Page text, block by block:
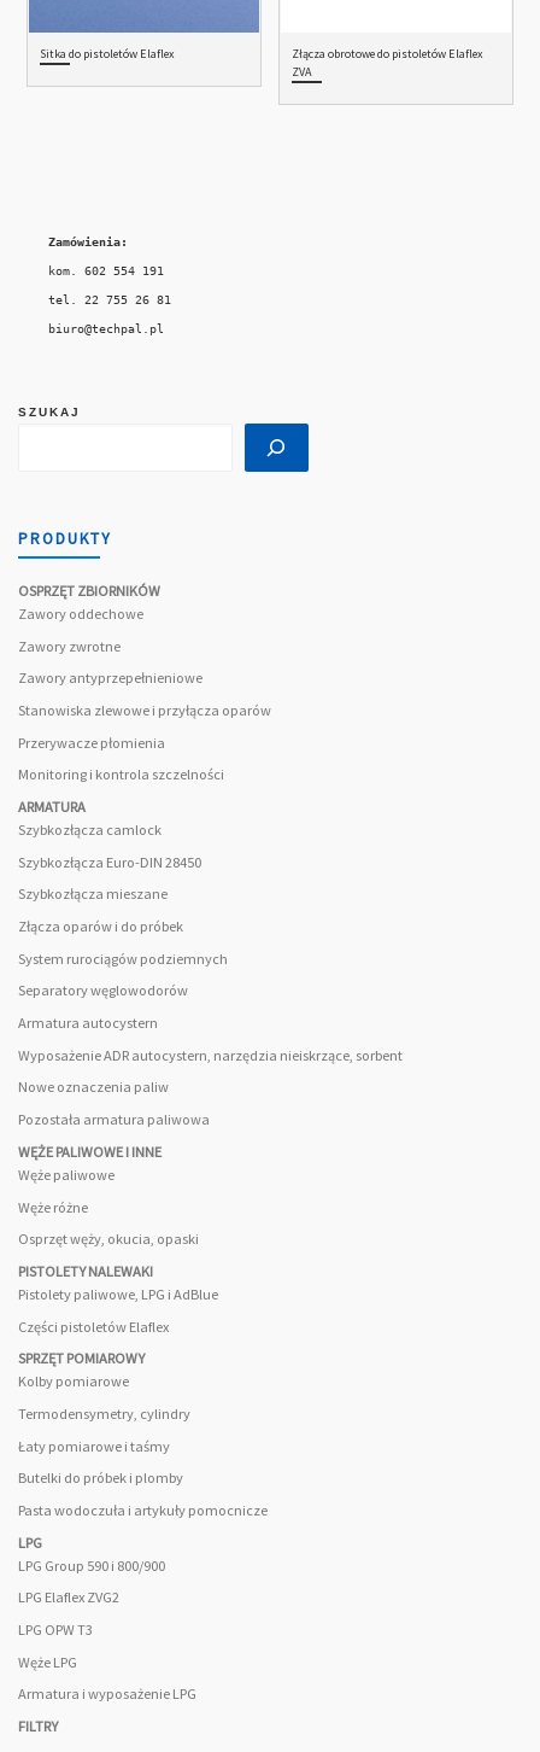
Sitka do pistoletów Elaflex
Złącza obrotowe do pistoletów Elaflex
ZVA
Zamówienia:
kom. 602 554 191
tel. 22 755 26 81
biuro@techpal.pl
SZUKAJ
PRODUKTY
OSPRZĘT ZBIORNIKÓW
Zawory oddechowe
Zawory zwrotne
Zawory antyprzepełnieniowe
Stanowiska zlewowe i przyłącza oparów
Przerywacze płomienia
Monitoring i kontrola szczelności
ARMATURA
Szybkozłącza camlock
Szybkozłącza Euro-DIN 28450
Szybkozłącza mieszane
Złącza oparów i do próbek
System rurociągów podziemnych
Separatory węglowodorów
Armatura autocystern
Wyposażenie ADR autocystern, narzędzia nieiskrzące, sorbent
Nowe oznaczenia paliw
Pozostała armatura paliwowa
WĘŻE PALIWOWE I INNE
Węże paliwowe
Węże różne
Osprzęt węży, okucia, opaski
PISTOLETY NALEWAKI
Pistolety paliwowe, LPG i AdBlue
Części pistoletów Elaflex
SPRZĘT POMIAROWY
Kolby pomiarowe
Termodensymetry, cylindry
Łaty pomiarowe i taśmy
Butelki do próbek i plomby
Pasta wodoczuła i artykuły pomocnicze
LPG
LPG Group 590 i 800/900
LPG Elaflex ZVG2
LPG OPW T3
Węże LPG
Armatura i wyposażenie LPG
FILTRY